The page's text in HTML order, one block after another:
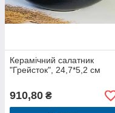
Керамічний салатник
"Грейсток", 24,7*5,2 см
910,80 ₴